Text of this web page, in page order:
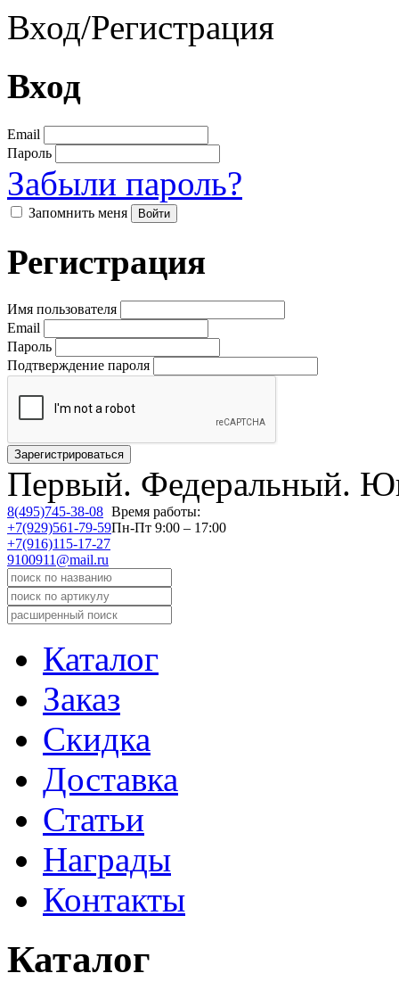
Вход/Регистрация
Вход
Email
Пароль
Забыли пароль?
Запомнить меня
Регистрация
Имя пользователя
Email
Пароль
Подтверждение пароля
Первый. Федеральный.
8(495)745-38-08
+7(929)561-79-59
+7(916)115-17-27
9100911@mail.ru
Время работы:
Пн-Пт 9:00 – 17:00
Каталог
Заказ
Скидка
Доставка
Статьи
Награды
Контакты
Каталог